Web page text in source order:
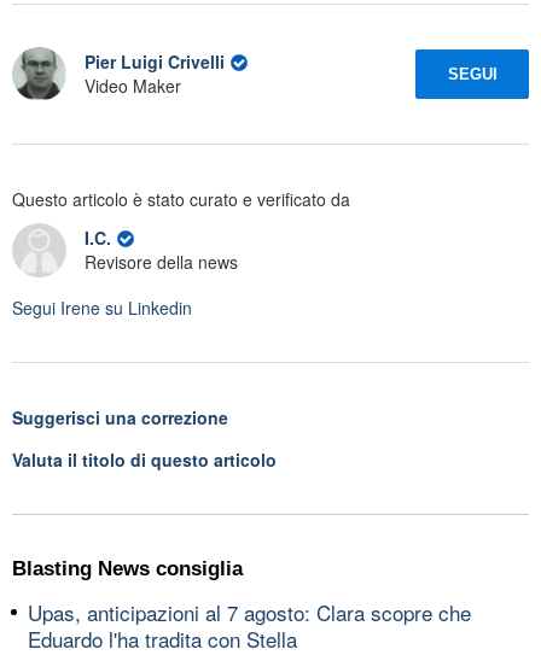
Pier Luigi Crivelli
Video Maker
SEGUI
Questo articolo è stato curato e verificato da
I.C.
Revisore della news
Segui Irene su Linkedin
Suggerisci una correzione
Valuta il titolo di questo articolo
Blasting News consiglia
Upas, anticipazioni al 7 agosto: Clara scopre che
Eduardo l'ha tradita con Stella